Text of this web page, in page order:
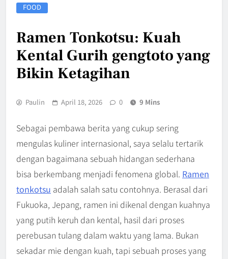
FOOD
Ramen Tonkotsu: Kuah
Kental Gurih gengtoto yang
Bikin Ketagihan
Paulin April 18, 2026 0 9 Mins
Sebagai pembawa berita yang cukup sering
mengulas kuliner internasional, saya selalu tertarik
dengan bagaimana sebuah hidangan sederhana
bisa berkembang menjadi fenomena global. Ramen
tonkotsu adalah salah satu contohnya. Berasal dari
Fukuoka, Jepang, ramen ini dikenal dengan kuahnya
yang putih keruh dan kental, hasil dari proses
perebusan tulang dalam waktu yang lama. Bukan
sekadar mie dengan kuah, tapi sebuah proses yang